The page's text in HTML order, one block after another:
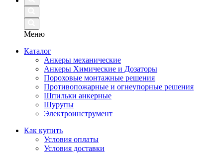
Меню
Каталог
Анкеры механические
Анкеры Химические и Дозаторы
Пороховые монтажные решения
Противопожарные и огнеупорные решения
Шпильки анкерные
Шурупы
Электроинструмент
Как купить
Условия оплаты
Условия доставки